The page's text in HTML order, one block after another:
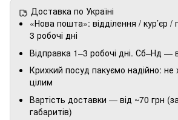
Доставка по Україні
«Нова пошта»: відділення /
3 робочі дні
Відправка 1–3 робочі дні. Сб–Нд —
Крихкий посуд пакуємо надійно: не
цілим
Вартість доставки — від ~70 грн
габаритів)